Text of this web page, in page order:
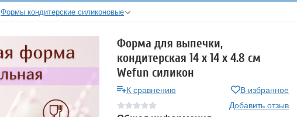
Формы кондитерские силиконовые
Форма для выпечки,
кондитерская 14 х 14 х 4.8 см
Wefun силикон
К сравнению
В избранное
Добавить отзыв